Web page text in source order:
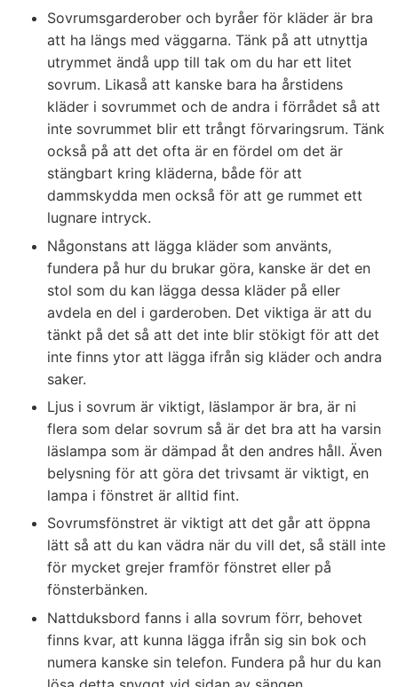
Sovrumsgarderober och byråer för kläder är bra
att ha längs med väggarna. Tänk på att utnyttja
utrymmet ändå upp till tak om du har ett litet
sovrum. Likaså att kanske bara ha årstidens
kläder i sovrummet och de andra i förrådet så att
inte sovrummet blir ett trångt förvaringsrum. Tänk
också på att det ofta är en fördel om det är
stängbart kring kläderna, både för att
dammskydda men också för att ge rummet ett
lugnare intryck.
Någonstans att lägga kläder som använts,
fundera på hur du brukar göra, kanske är det en
stol som du kan lägga dessa kläder på eller
avdela en del i garderoben. Det viktiga är att du
tänkt på det så att det inte blir stökigt för att det
inte finns ytor att lägga ifrån sig kläder och andra
saker.
Ljus i sovrum är viktigt, läslampor är bra, är ni
flera som delar sovrum så är det bra att ha varsin
läslampa som är dämpad åt den andres håll. Även
belysning för att göra det trivsamt är viktigt, en
lampa i fönstret är alltid fint.
Sovrumsfönstret är viktigt att det går att öppna
lätt så att du kan vädra när du vill det, så ställ inte
för mycket grejer framför fönstret eller på
fönsterbänken.
Nattduksbord fanns i alla sovrum förr, behovet
finns kvar, att kunna lägga ifrån sig sin bok och
numera kanske sin telefon. Fundera på hur du kan